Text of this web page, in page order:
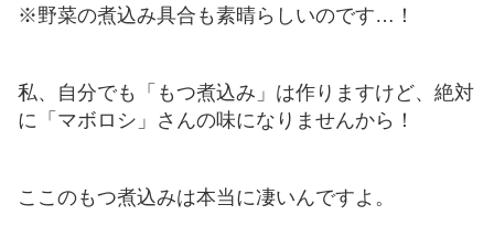
※野菜の煮込み具合も素晴らしいのです…！
私、自分でも「もつ煮込み」は作りますけど、絶対
に「マボロシ」さんの味になりませんから！
ここのもつ煮込みは本当に凄いんですよ。